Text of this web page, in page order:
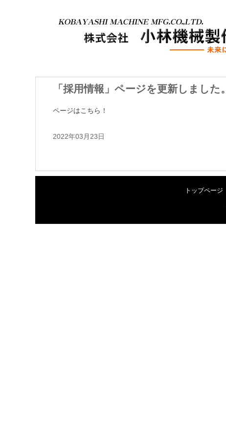
「採用情報」ページを更新しました。
ページはこちら！
2022年03月23日
トップページ